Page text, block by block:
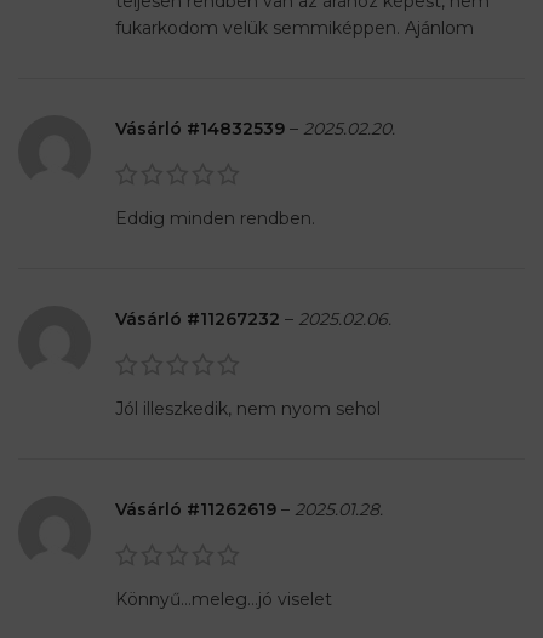
fukarkodom velük semmiképpen. Ajánlom
Vásárló #14832539 – 2025.02.20.
Eddig minden rendben.
Vásárló #11267232 – 2025.02.06.
Jól illeszkedik, nem nyom sehol
Vásárló #11262619 – 2025.01.28.
Könnyű…meleg…jó viselet